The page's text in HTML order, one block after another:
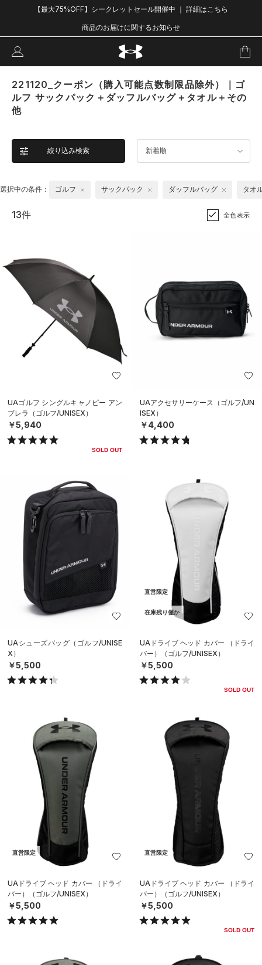
【最大75%OFF】シークレットセール開催中 ｜ 詳細はこちら
商品のお届けに関するお知らせ
221120_クーポン（購入可能点数制限品除外）｜ゴ
ルフ サックパック＋ダッフルバッグ＋タオル＋その
他
絞り込み検索 新着順
選択中の条件： ゴルフ サックパック ダッフルバッグ タオ
13件 全色表示
UAゴルフ シングルキャノピー アン
ブレラ（ゴルフ/UNISEX）
￥5,940
SOLD OUT
UAアクセサリーケース（ゴルフ/UN
ISEX）
￥4,400
UAシューズバッグ（ゴルフ/UNISE
X）
￥5,500
直営限定
在庫残り僅か
UAドライブ ヘッド カバー （ドライ
バー）（ゴルフ/UNISEX）
￥5,500
SOLD OUT
直営限定
UAドライブ ヘッド カバー （ドライ
バー）（ゴルフ/UNISEX）
￥5,500
直営限定
UAドライブ ヘッド カバー （ドライ
バー）（ゴルフ/UNISEX）
￥5,500
SOLD OUT